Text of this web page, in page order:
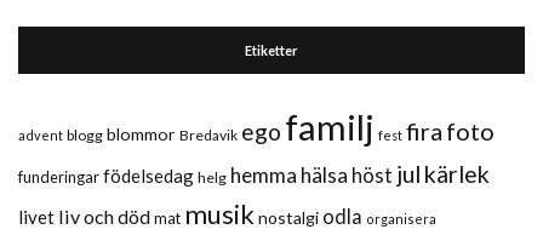
Etiketter
advent blogg blommor Bredavik ego familj fest fira foto
funderingarfödelsedag helg hemma hälsa höst jul kärlek
livet liv och dödmat musik nostalgi odla organisera